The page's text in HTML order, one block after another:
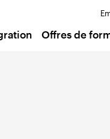
Offres de